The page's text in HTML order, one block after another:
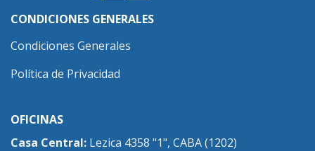
CONDICIONES GENERALES
Condiciones Generales
Política de Privacidad
OFICINAS
Casa Central: Lezica 4358 "1", CABA (1202)